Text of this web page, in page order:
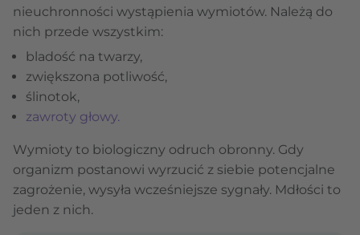
nieuchronności wystąpienia wymiotów. Należą do
nich przede wszystkim:
bladość na twarzy,
zwiększona potliwość,
ślinotok,
zawroty głowy.
Wymioty to biologiczny odruch obronny. Gdy
organizm postanowi wyrzucić z siebie potencjalne
zagrożenie, wysyła wcześniejsze sygnały. Mdłości to
jeden z nich.